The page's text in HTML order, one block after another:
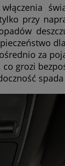
przy
za
grozi